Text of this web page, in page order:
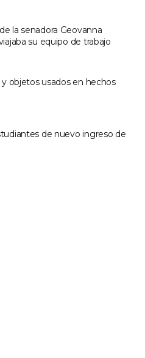
la senadora Geovanna
su equipo de trabajo
objetos usados en hechos
de nuevo ingreso de